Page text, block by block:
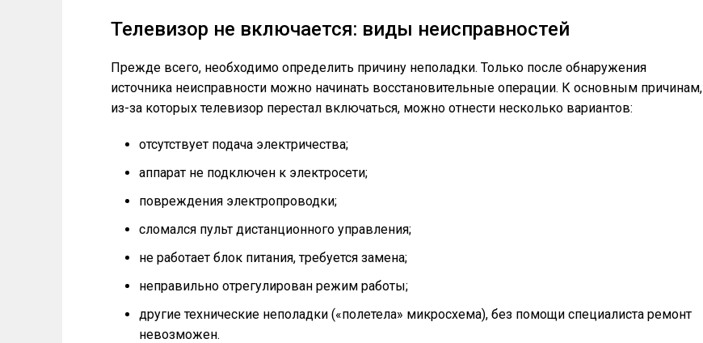
Телевизор не включается: виды неисправностей
Прежде всего, необходимо определить причину неполадки. Только после обнаружения
источника неисправности можно начинать восстановительные операции. К основным причинам,
из-за которых телевизор перестал включаться, можно отнести несколько вариантов:
отсутствует подача электричества;
аппарат не подключен к электросети;
повреждения электропроводки;
сломался пульт дистанционного управления;
не работает блок питания, требуется замена;
неправильно отрегулирован режим работы;
другие технические неполадки («полетела» микросхема), без помощи специалиста ремонт
невозможен.